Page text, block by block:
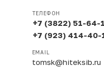
ТЕЛЕФОН
+7 (3822) 51-64-
+7 (923) 414-40-
EMAIL
tomsk@hiteksib.ru